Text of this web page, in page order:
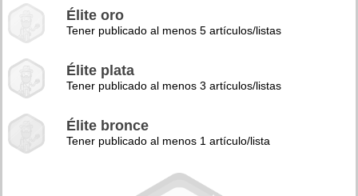
Élite oro
Tener publicado al menos 5 artículos/listas
Élite plata
Tener publicado al menos 3 artículos/listas
Élite bronce
Tener publicado al menos 1 artículo/lista